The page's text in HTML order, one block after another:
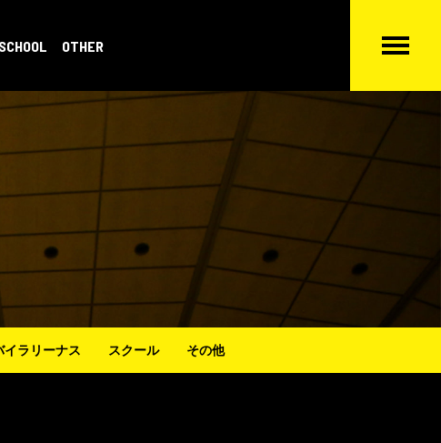
SCHOOL OTHER
イラリーナス スクール その他